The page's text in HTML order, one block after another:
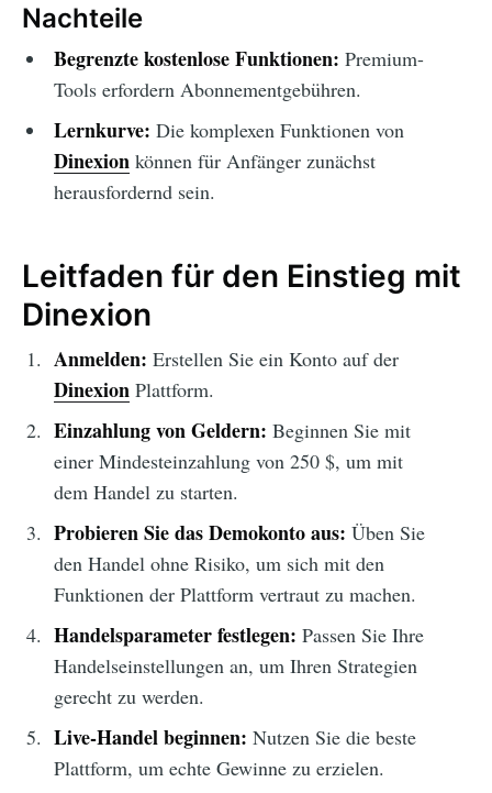
Nachteile
Begrenzte kostenlose Funktionen: Premium-
Tools erfordern Abonnementgebühren.
Lernkurve: Die komplexen Funktionen von
Dinexion können für Anfänger zunächst
herausfordernd sein.
Leitfaden für den Einstieg mit
Dinexion
Anmelden: Erstellen Sie ein Konto auf der
DinexionPlattform.
Einzahlung von Geldern: Beginnen Sie mit
einer Mindesteinzahlung von 250 $, um mit
dem Handel zu starten.
Probieren Sie das Demokonto aus: Üben Sie
den Handel ohne Risiko, um sich mit den
Funktionen der Plattform vertraut zu machen.
Handelsparameter festlegen: Passen Sie Ihre
Handelseinstellungen an, um Ihren Strategien
gerecht zu werden.
Live-Handel beginnen: Nutzen Sie die beste
Plattform, um echte Gewinne zu erzielen.